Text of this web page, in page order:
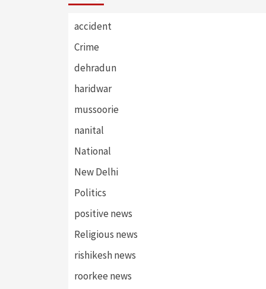
accident
Crime
dehradun
haridwar
mussoorie
nanital
National
New Delhi
Politics
positive news
Religious news
rishikesh news
roorkee news